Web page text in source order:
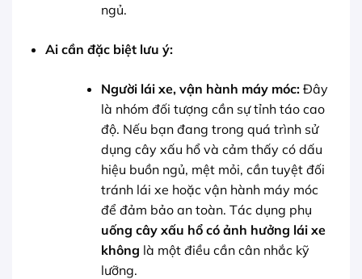
ngủ.
Ai cần đặc biệt lưu ý:
Người lái xe, vận hành máy móc:Đây
là nhóm đối tượng cần sự tỉnh táo cao
độ. Nếu bạn đang trong quá trình sử
dụng cây xấu hổ và cảm thấy có dấu
hiệu buồn ngủ, mệt mỏi, cần tuyệt đối
tránh lái xe hoặc vận hành máy móc
để đảm bảo an toàn. Tác dụng phụ
uống cây xấu hổ có ảnh hưởng lái xe
không là một điều cần cân nhắc kỹ
lưỡng.